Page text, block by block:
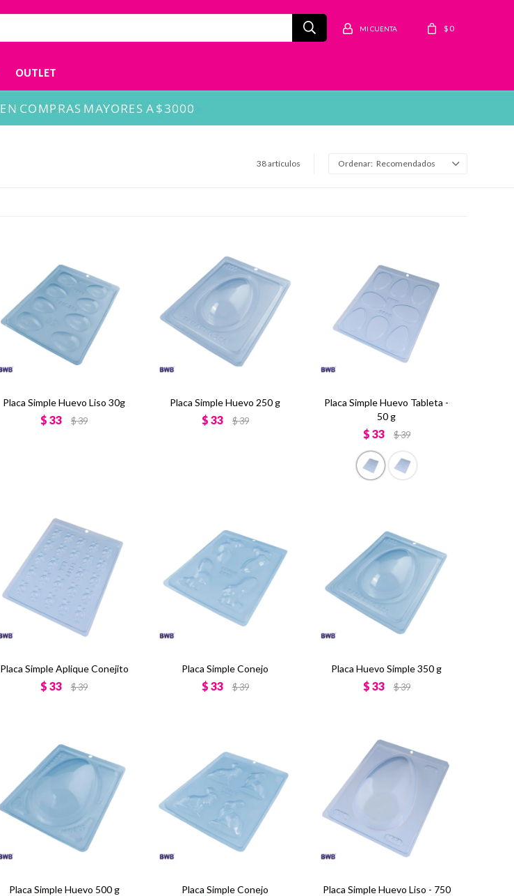
OUTLET
$ 0
38 artículos Recomendados
Placa Simple Huevo Liso 30g
$ 33 $39
Placa Simple Huevo 250 g
$ 33 $39
Placa Simple Huevo Tableta -
50 g
$ 33 $39
Placa Simple Aplique Conejito
$ 33 $39
Placa Simple Conejo
$ 33 $39
Placa Huevo Simple 350 g
$ 33 $39
Placa Simple Huevo 500 g Placa Simple Conejo
Placa Simple Huevo Liso - 750